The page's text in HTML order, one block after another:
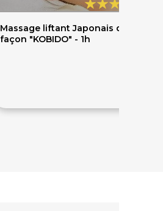
Massage liftant Japonais du visage
façon "KOBIDO" - 1h